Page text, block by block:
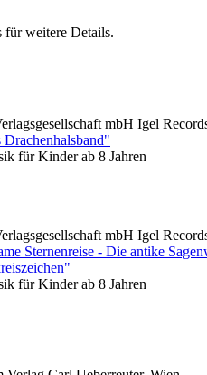
weitere Details.
mbH Igel
für Kinder ab 8 Jahren
mbH Igel
Sternenreise - Die antike
für Kinder ab 8 Jahren